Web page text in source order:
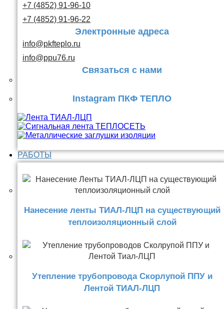
+7 (4852) 91-96-10
+7 (4852) 91-96-22
Электронные адреса
info@pkfteplo.ru
info@ppu76.ru
Связаться с нами
Instagram ПКФ ТЕПЛО
РАБОТЫ
Нанесение ленты ТИАЛ-ЛЦП на существующий
теплоизоляционный слой
Утепление трубопровода Скорлупой ППУ и
Лентой ТИАЛ-ЛЦП